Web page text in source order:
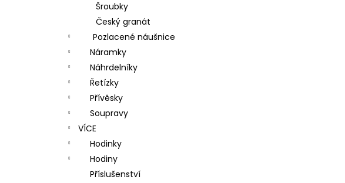
Šroubky
Český granát
Pozlacené náušnice
Náramky
Náhrdelníky
Řetízky
Přívěsky
Soupravy
VÍCE
Hodinky
Hodiny
Příslušenství